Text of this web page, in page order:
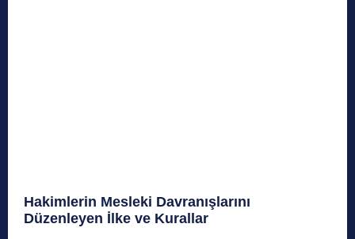
Hakimlerin Mesleki Davranışlarını
Düzenleyen İlke ve Kurallar